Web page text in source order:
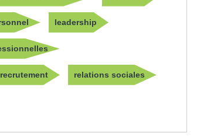
leadership
recrutement relations sociales